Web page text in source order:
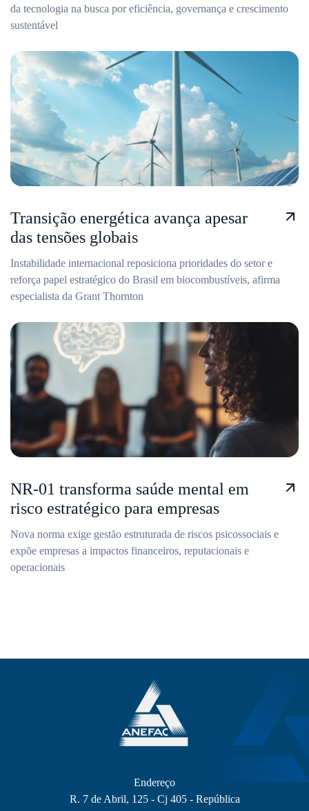
da tecnologia na busca por eficiência, governança e crescimento
sustentável
Transição energética avança apesar
das tensões globais
Instabilidade internacional reposiciona prioridades do setor e
reforça papel estratégico do Brasil em biocombustíveis, afirma
especialista da Grant Thornton
NR-01 transforma saúde mental em
risco estratégico para empresas
Nova norma exige gestão estruturada de riscos psicossociais e
expõe empresas a impactos financeiros, reputacionais e
operacionais
Endereço
R. 7 de Abril, 125 - Cj 405 - República